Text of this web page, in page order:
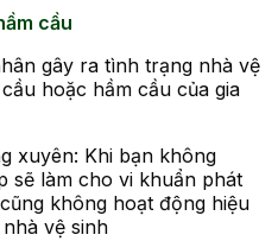
cầu
gây ra tình trạng nhà vệ
hoặc hầm cầu của gia
xuyên: Khi bạn không
sẽ làm cho vi khuẩn phát
không hoạt động hiệu
vệ sinh